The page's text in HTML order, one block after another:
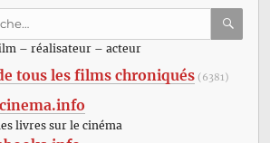
– réalisateur – acteur
tous les films chroniqués (6381)
livres sur le cinéma